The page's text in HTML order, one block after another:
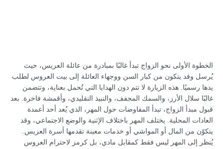
الخطوة الأولى نحو الزواج تبدأ غالبًا بمبادرة من عائلة العريس، حيث
يُرسل وفد يتكون من كبار السن ووجهاء العائلة إلى بيت العروس لطلب
يدها رسميًا. هذه الزيارة لا تتم دون الهدايا التي تُحمل بعناية، وتتضمن
غالبًا سلال الأرز، والسمك المجفف، والنبيذ التقليدي، وأقمشة فاخرة. بعد
قبول مبدأ الزواج، تبدأ المفاوضات حول المهر، الذي يُعد أحد أعمدة
العادات المحلية. يختلف المهر باختلاف الإثنية والوضع الاجتماعي، وقد
يتكوّن من المال أو المواشي أو خدمات معينة تقدمها أسرة العريس.
يُنظر إلى المهر ليس فقط كمقابل مادي، بل كرمز لاحترام العروس